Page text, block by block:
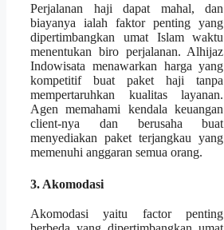
Perjalanan haji dapat mahal, dan
biayanya ialah faktor penting yang
dipertimbangkan umat Islam waktu
menentukan biro perjalanan. Alhijaz
Indowisata menawarkan harga yang
kompetitif buat paket haji tanpa
mempertaruhkan kualitas layanan.
Agen memahami kendala keuangan
client-nya dan berusaha buat
menyediakan paket terjangkau yang
memenuhi anggaran semua orang.
3. Akomodasi
Akomodasi yaitu factor penting